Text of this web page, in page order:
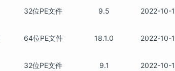
32位PE文件 9.5 2022-10-
64位PE文件 18.1.0 2022-10-
32位PE文件 9.1 2022-10-